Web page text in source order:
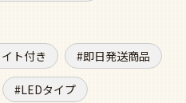
ト付き 即日発送商品
LEDタイプ